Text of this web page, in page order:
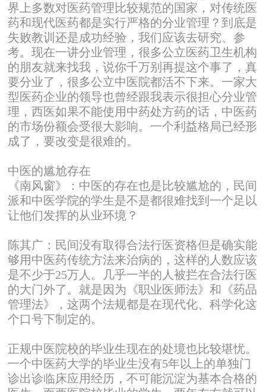
界上多数对医药管理比较规范的国家，对传统医
药和现代医药都是实行严格的分业管理？到底是
失败教训还是成功经验，我们应该去研究、参
考。现在一讲分业管理，很多公立医药卫生机构
的朋友就来找我，说你千万别再提这个事了，真
要分业了，很多公立中医院都活不下来。一家大
型医药企业的领导也曾经跟我表示很担心分业管
理，西医如果不能使用中药处方药的话，中医药
的市场份额会受很大影响。一个利益格局已经形
成了，要改变是很难的。
中医的尴尬存在
《南风窗》：中医的存在也是比较尴尬的，民间
派和中医学院的学生是不是都很难找到一个足以
让他们发挥的从业环境？
陈其广：民间没有取得合法行医资格但是确实能
够用中医药传统方法来治病的，这样的人数应该
是不少于25万人。几乎一半的人被拦在合法行医
的大门外了。就是因为《职业医师法》和《药品
管理法》，这两个法规都是在现代化、科学化这
个口号下制定的。
正规中医院校的毕业生现在的处境也比较堪忧。
一个中医药大学的毕业生没有5年以上的单独门
诊出诊临床应用经历，不可能沉淀为基本合格的